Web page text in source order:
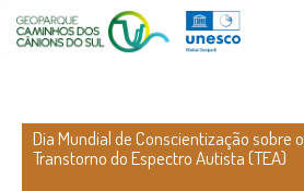
Dia Mundial de Conscientização sobre o
Transtorno do Espectro Autista (TEA)